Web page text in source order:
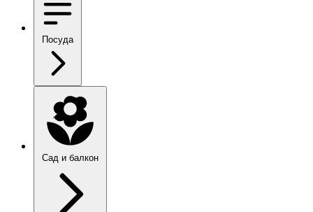
Посуда
Сад и балкон